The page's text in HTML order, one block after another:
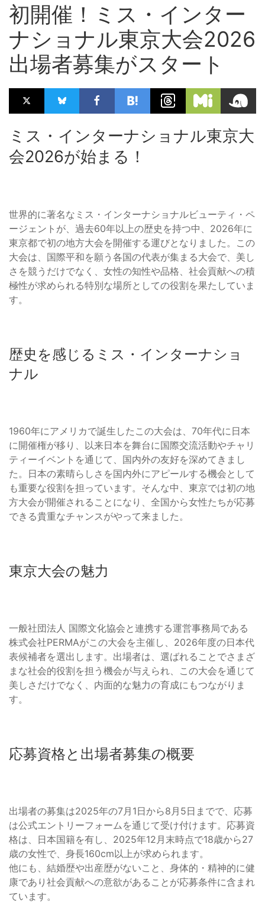
初開催！ミス・インター
ナショナル東京大会2026
出場者募集がスタート
ミス・インターナショナル東京大
会2026が始まる！
世界的に著名なミス・インターナショナルビューティ・ペ
ージェントが、過去60年以上の歴史を持つ中、2026年に
東京都で初の地方大会を開催する運びとなりました。この
大会は、国際平和を願う各国の代表が集まる大会で、美し
さを競うだけでなく、女性の知性や品格、社会貢献への積
極性が求められる特別な場所としての役割を果たしていま
す。
歴史を感じるミス・インターナショ
ナル
1960年にアメリカで誕生したこの大会は、70年代に日本
に開催権が移り、以来日本を舞台に国際交流活動やチャリ
ティーイベントを通じて、国内外の友好を深めてきまし
た。日本の素晴らしさを国内外にアピールする機会として
も重要な役割を担っています。そんな中、東京では初の地
方大会が開催されることになり、全国から女性たちが応募
できる貴重なチャンスがやって来ました。
東京大会の魅力
一般社団法人 国際文化協会と連携する運営事務局である
株式会社PERMAがこの大会を主催し、2026年度の日本代
表候補者を選出します。出場者は、選ばれることでさまざ
まな社会的役割を担う機会が与えられ、この大会を通じて
美しさだけでなく、内面的な魅力の育成にもつながりま
す。
応募資格と出場者募集の概要
出場者の募集は2025年の7月1日から8月5日までで、応募
は公式エントリーフォームを通じて受け付けます。応募資
格は、日本国籍を有し、2025年12月末時点で18歳から27
歳の女性で、身長160cm以上が求められます。
他にも、結婚歴や出産歴がないこと、身体的・精神的に健
康であり社会貢献への意欲があることが応募条件に含まれ
ています。